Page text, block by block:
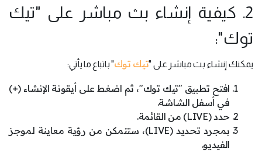
2. كيفية إنشاء بث مباشر على "تيك
توك":
يمكنك إنشاء بث مباشر على "تيك توك" باتباع ما يأتي:
افتح تطبيق "تيك توك"، ثم اضغط على أيقونة الإنشاء (+)
في أسفل الشاشة.
حدد (LIVE) من القائمة.
بمجرد تحديد (LIVE)، ستتمكن من رؤية معاينة لموجز
الفيديو.